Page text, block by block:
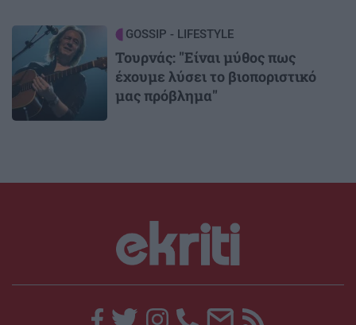
Image GOSSIP - LIFESTYLE
Τουρνάς: "Είναι μύθος πως
έχουμε λύσει το βιοποριστικό
μας πρόβλημα"